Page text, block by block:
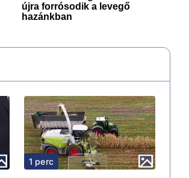
1 perc